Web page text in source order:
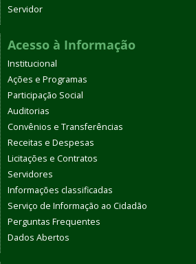
Servidor
Acesso à Informação
Institucional
Ações e Programas
Participação Social
Auditorias
Convênios e Transferências
Receitas e Despesas
Licitações e Contratos
Servidores
Informações classificadas
Serviço de Informação ao Cidadão
Perguntas Frequentes
Dados Abertos